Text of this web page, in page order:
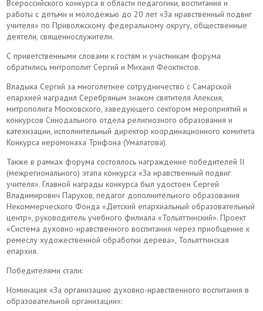
Всероссийского конкурса в области педагогики, воспитания и
работы с детьми и молодежью до 20 лет «За нравственный подвиг
учителя» по Приволжскому федеральному округу, общественные
деятели, священнослужители.
С приветственными словами к гостям и участникам форума
обратились митрополит Сергий и Михаил Феоктистов.
Владыка Сергий за многолетнее сотрудничество с Самарской
епархией наградил Серебряным знаком святителя Алексия,
митрополита Московского, заведующего сектором мероприятий и
конкурсов Синодального отдела религиозного образования и
катехизации, исполнительный директор координационного комитета
Конкурса иеромонаха Трифона (Умалатова).
Также в рамках форума состоялось награждение победителей II
(межрегионального) этапа конкурса «За нравственный подвиг
учителя». Главной награды конкурса был удостоен Сергей
Владимирович Паруков, педагог дополнительного образования
Некоммерческого Фонда «Детский епархиальный образовательный
центр», руководитель учебного филиала «Тольяттинский». Проект
«Система духовно-нравственного воспитания через приобщение к
ремеслу художественной обработки дерева», Тольяттинская
епархия.
Победителями стали:
Номинация «За организацию духовно-нравственного воспитания в
образовательной организации»: